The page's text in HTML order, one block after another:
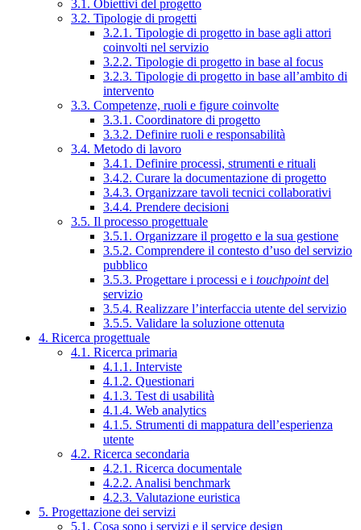
3.1. Obiettivi del progetto
3.2. Tipologie di progetti
3.2.1. Tipologie di progetto in base agli attori
coinvolti nel servizio
3.2.2. Tipologie di progetto in base al focus
3.2.3. Tipologie di progetto in base all’ambito di
intervento
3.3. Competenze, ruoli e figure coinvolte
3.3.1. Coordinatore di progetto
3.3.2. Definire ruoli e responsabilità
3.4. Metodo di lavoro
3.4.1. Definire processi, strumenti e rituali
3.4.2. Curare la documentazione di progetto
3.4.3. Organizzare tavoli tecnici collaborativi
3.4.4. Prendere decisioni
3.5. Il processo progettuale
3.5.1. Organizzare il progetto e la sua gestione
3.5.2. Comprendere il contesto d’uso del servizio
pubblico
3.5.3. Progettare i processi e i touchpointdel
servizio
3.5.4. Realizzare l’interfaccia utente del servizio
3.5.5. Validare la soluzione ottenuta
4. Ricerca progettuale
4.1. Ricerca primaria
4.1.1. Interviste
4.1.2. Questionari
4.1.3. Test di usabilità
4.1.4. Web analytics
4.1.5. Strumenti di mappatura dell’esperienza
utente
4.2. Ricerca secondaria
4.2.1. Ricerca documentale
4.2.2. Analisi benchmark
4.2.3. Valutazione euristica
5. Progettazione dei servizi
5.1. Cosa sono i servizi e il service design